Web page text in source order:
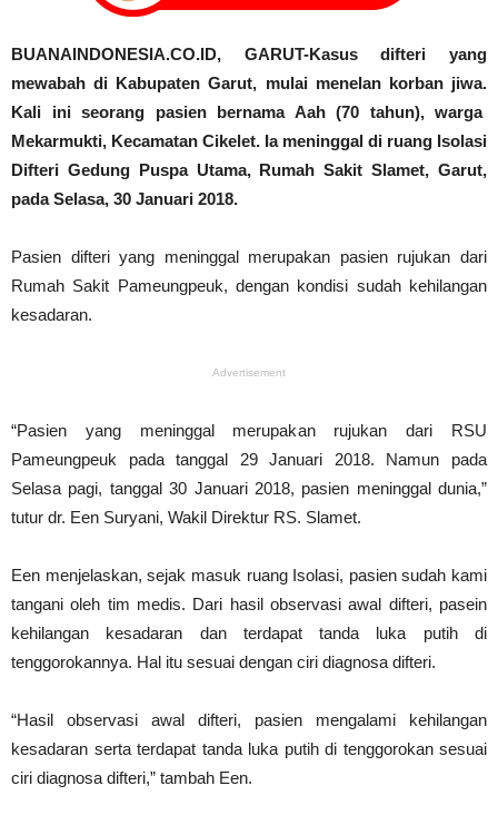
BUANAINDONESIA.CO.ID, GARUT-Kasus difteri yang
mewabah di Kabupaten Garut, mulai menelan korban jiwa.
Kali ini seorang pasien bernama Aah (70 tahun), warga
Mekarmukti, Kecamatan Cikelet. Ia meninggal di ruang Isolasi
Difteri Gedung Puspa Utama, Rumah Sakit Slamet, Garut,
pada Selasa, 30 Januari 2018.
Pasien difteri yang meninggal merupakan pasien rujukan dari
Rumah Sakit Pameungpeuk, dengan kondisi sudah kehilangan
kesadaran.
Advertisement
“Pasien yang meninggal merupakan rujukan dari RSU
Pameungpeuk pada tanggal 29 Januari 2018. Namun pada
Selasa pagi, tanggal 30 Januari 2018, pasien meninggal dunia,”
tutur dr. Een Suryani, Wakil Direktur RS. Slamet.
Een menjelaskan, sejak masuk ruang Isolasi, pasien sudah kami
tangani oleh tim medis. Dari hasil observasi awal difteri, pasein
kehilangan kesadaran dan terdapat tanda luka putih di
tenggorokannya. Hal itu sesuai dengan ciri diagnosa difteri.
“Hasil observasi awal difteri, pasien mengalami kehilangan
kesadaran serta terdapat tanda luka putih di tenggorokan sesuai
ciri diagnosa difteri,” tambah Een.